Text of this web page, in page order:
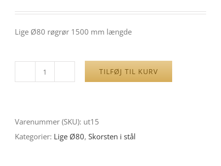
Lige Ø80 røgrør 1500 mm længde
1500
mm
TILFØJ TIL KURV
Varenummer (SKU): ut15
Kategorier: Lige Ø80, Skorsten i stål